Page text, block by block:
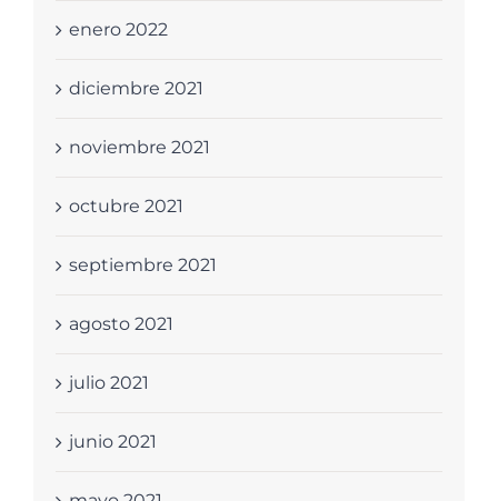
enero 2022
diciembre 2021
noviembre 2021
octubre 2021
septiembre 2021
agosto 2021
julio 2021
junio 2021